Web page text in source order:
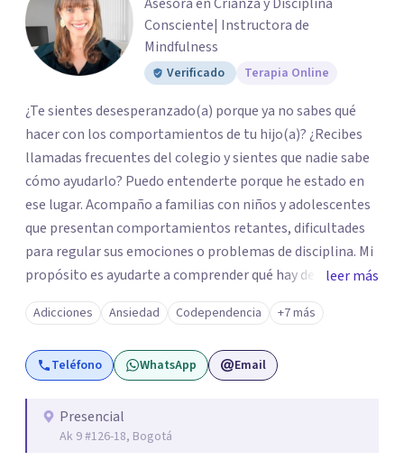
Consciente| Instructora de
Mindfulness
Verificado Terapia Online
¿Te sientes desesperanzado(a) porque ya no sabes qué
hacer con los comportamientos de tu hijo(a)? ¿Recibes
llamadas frecuentes del colegio y sientes que nadie sabe
cómo ayudarlo? Puedo entenderte porque he estado en
ese lugar. Acompaño a familias con niños y adolescentes
que presentan comportamientos retantes, dificultades
para regular sus emociones o problemas de disciplina. Mi
propósito es ayudarte a comprender qué hay detrás de
esas conductas y desarrollar las habilidades y
herramientas que se necesitan para transformar estas
conductas indeseadas. De la misma manera, trabajo de la
mano con el colegio para que familia e institución
ser educadora, madre de un niño con comportamiento
retante y con 28 años de experiencia hace que entienda
leer más
Adicciones Ansiedad Codependencia +7 más
Teléfono WhatsApp Email
Presencial
Ak 9 #126-18, Bogotá